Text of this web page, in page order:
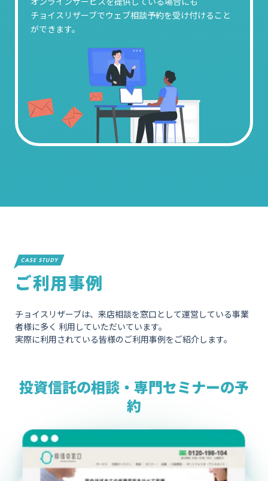
チョイスリザーブでウェブ相談予約を受け付けること
ができます。
ご利用事例
チョイスリザーブは、来店相談を窓口として運営している事業
者様に多く 利用していただいています。
実際に利用されている皆様のご利用事例をご紹介します。
投資信託の相談・専門セミナーの予
約